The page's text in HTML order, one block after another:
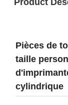
Product
Pièces de
taille
cylindrique